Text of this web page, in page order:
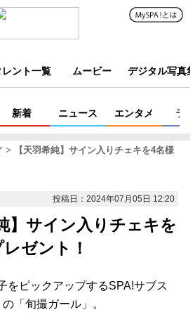
レント一覧 ムービー デジタル写真集
新着 ニュース エンタメ ライ
【天羽希純】サイン入りチェキを4名様
投稿日：2024年07月05日 12:20
】サイン入りチェキを
ゼント！
をピックアップするSPA!サブス
の「旬撮ガール」。